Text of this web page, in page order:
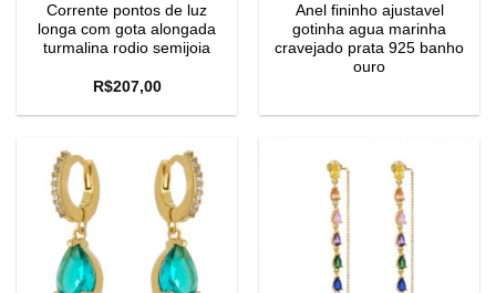
Corrente pontos de luz
longa com gota alongada
turmalina rodio semijoia
R$207,00
Anel fininho ajustavel
gotinha agua marinha
cravejado prata 925 banho
ouro